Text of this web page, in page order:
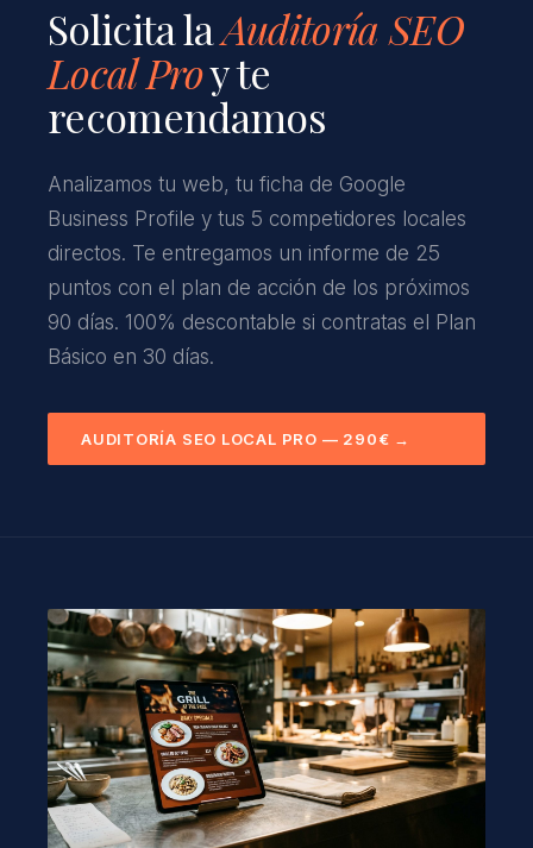
Solicita laAuditoría SEO
Local Proy te
recomendamos
Analizamos tu web, tu ficha de Google
Business Profile y tus 5 competidores locales
directos. Te entregamos un informe de 25
puntos con el plan de acción de los próximos
90 días. 100% descontable si contratas el Plan
Básico en 30 días.
AUDITORÍA SEO LOCAL PRO — 290€ →